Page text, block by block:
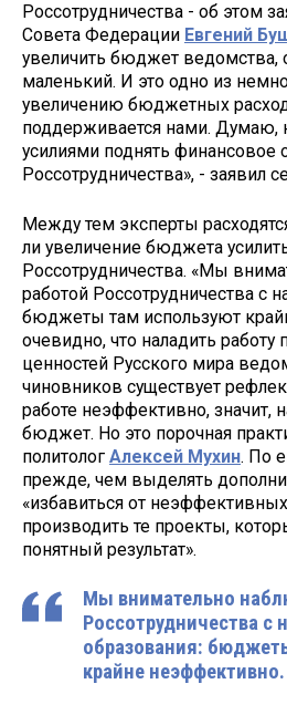
Россотрудничества - об этом
Совета Федерации Евгений
увеличить бюджет ведомства,
маленький. И это одно из
увеличению бюджетных
поддерживается нами. Думаю,
усилиями поднять финансовое
Россотрудничества», - заявил
Между тем эксперты
ли увеличение бюджета
Россотрудничества. «Мы
работой Россотрудничества с
бюджеты там используют
очевидно, что наладить
ценностей Русского мира
чиновников существует
работе неэффективно, значит,
бюджет. Но это порочная
политолог Алексей Мухин. По
прежде, чем выделять
«избавиться от
производить те проекты,
понятный результат».
Мы внимательно
Россотрудничества с
образования:
крайне неэффективно.